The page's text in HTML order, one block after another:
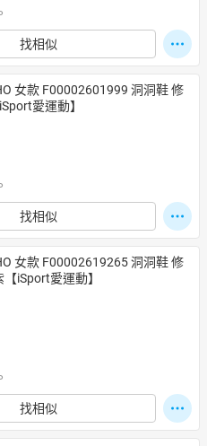
找相似
女款 F00002601999 洞洞鞋 修
愛運動】
找相似
女款 F00002619265 洞洞鞋 修
iSport愛運動】
找相似